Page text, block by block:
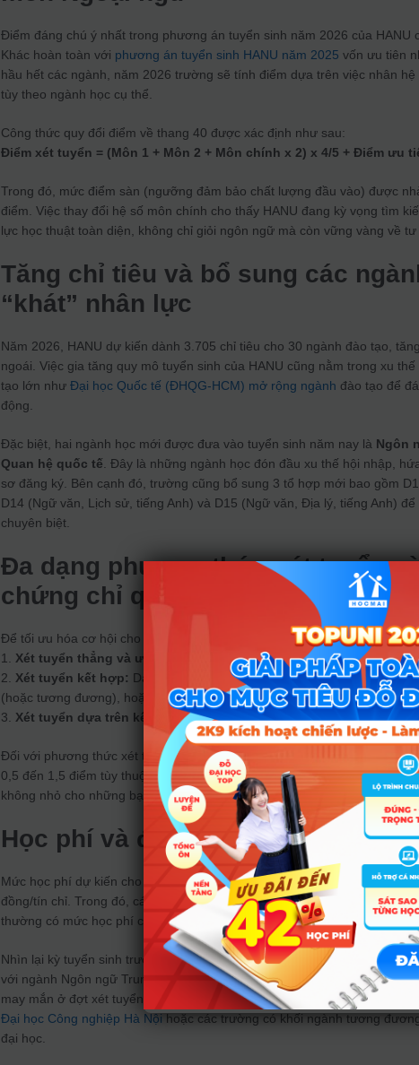
Điểm đáng chú ý nhất trong phương án tuyển sinh năm 2026 của HANU
Khác hoàn toàn với phương án tuyển sinh HANU năm 2025 vốn ưu tiên
hầu hết các ngành, năm 2026 trường sẽ tính điểm dựa trên việc nhân
tùy theo ngành học cụ thể.
Công thức quy đổi điểm về thang 40 được xác định như sau:
Điểm xét tuyển = (Môn 1 + Môn 2 + Môn chính x 2) x 4/5 + Điểm ưu
Trong đó, mức điểm sàn (ngưỡng đảm bảo chất lượng đầu vào) được
điểm. Việc thay đổi hệ số môn chính cho thấy HANU đang kỳ vọng tìm
lực học thuật toàn diện, không chỉ giỏi ngôn ngữ mà còn vững vàng về tư
Tăng chỉ tiêu và bổ sung các
“khát” nhân lực
Năm 2026, HANU dự kiến dành 3.705 chỉ tiêu cho 30 ngành đào tạo,
ngoái. Việc gia tăng quy mô tuyển sinh của HANU cũng nằm trong xu
tạo lớn nhưĐại học Quốc tế (ĐHQG-HCM) mở rộng ngành đào tạo để
động.
Đặc biệt, hai ngành học mới được đưa vào tuyển sinh năm nay là Ngôn
Quan hệ quốc tế . Đây là những ngành học đón đầu xu thế hội nhập,
sơ đăng ký. Bên cạnh đó, trường cũng bổ sung 3 tổ hợp mới bao gồm
D14 (Ngữ văn, Lịch sử, tiếng Anh) và D15 (Ngữ văn, Địa lý, tiếng Anh)
chuyên biệt.
Đa dạng phương thức xét tuyển
chứng chỉ quốc tế
Để tối ưu hóa cơ hội cho sĩ tử, HANU duy trì 3 phương thức xét tuyển
1. Xét tuyển thẳng và ưu tiên xét tuyển:Theo quy định hiện hành của
2. Xét tuyển kết hợp: Dành cho thí sinh trường chuyên, thí sinh sở hữu
(hoặc tương đương), hoặc thí sinh tham gia kỳ thi đánh giá đầu vào đại
3. Xét tuyển dựa trên kết quả thi tốt nghiệp THPT.
Đối với phương thức xét tuyển kết hợp, thí sinh có thể nhận được mức
0,5 đến 1,5 điểm tùy thuộc vào cấp độ chứng chỉ quốc tế hoặc kết quả
không nhỏ cho những bạn đã có sự chuẩn bị sớm về ngoại ngữ và năng
Học phí và điểm chuẩn tham chiếu
Mức học phí dự kiến cho năm học 2026-2027 tại HANU sẽ nằm trong
đồng/tín chỉ. Trong đó, các chương trình đào tạo hoàn toàn bằng tiếng
thường có mức học phí cao nhất do yêu cầu khắt khe về đội ngũ giảng
Nhìn lại kỳ tuyển sinh trước, điểm chuẩn của HANU dao động từ 22,1
với ngành Ngôn ngữ Trung Quốc luôn giữ vị trí “ngôi vương” về điểm
may mắn ở đợt xét tuyển chính thức, các bạn cũng có thể tham khảo cơ
Đại học Công nghiệp Hà Nội hoặc các trường có khối ngành tương
đại học.